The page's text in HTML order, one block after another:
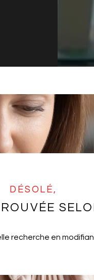
DÉSOLÉ,
recherche en